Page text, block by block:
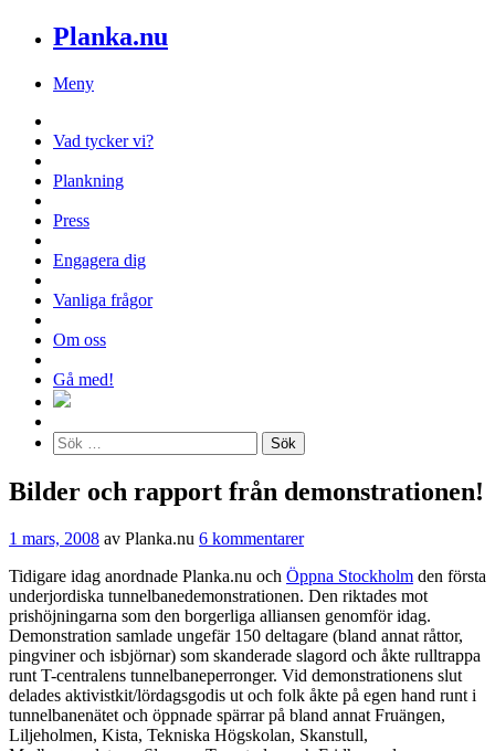
Planka.nu
Meny
Vad tycker vi?
Plankning
Press
Engagera dig
Vanliga frågor
Om oss
Gå med!
Bilder och rapport från demonstrationen!
1 mars, 2008 av Planka.nu 6 kommentarer
Tidigare idag anordnade Planka.nu och Öppna Stockholm den första
underjordiska tunnelbanedemonstrationen. Den riktades mot
prishöjningarna som den borgerliga alliansen genomför idag.
Demonstration samlade ungefär 150 deltagare (bland annat råttor,
pingviner och isbjörnar) som skanderade slagord och åkte rulltrappa
runt T-centralens tunnelbaneperronger. Vid demonstrationens slut
delades aktivistkit/lördagsgodis ut och folk åkte på egen hand runt i
tunnelbanenätet och öppnade spärrar på bland annat Fruängen,
Liljeholmen, Kista, Tekniska Högskolan, Skanstull,